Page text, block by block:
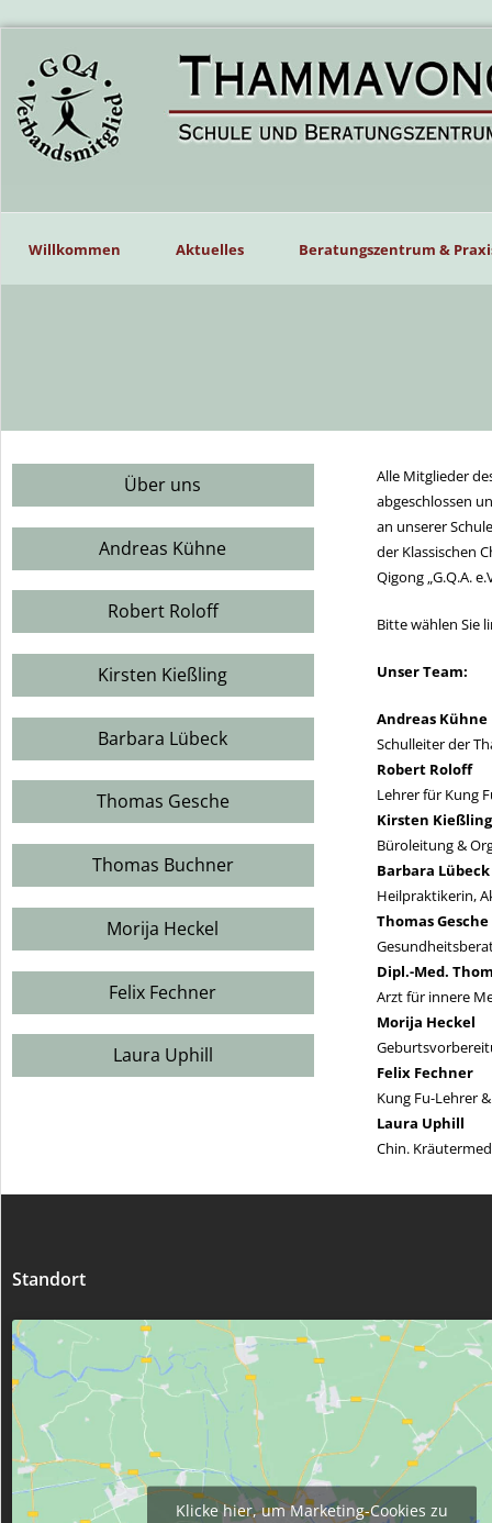
Willkommen Aktuelles Beratungszentrum &
Alle Mitglieder
abgeschlossen
an unserer
der Klassischen
Qigong „G.Q.A.
Bitte wählen Sie
Unser Team:
Andreas Kühne
Schulleiter der
Robert Roloff
Lehrer für Kung
Kirsten Kießling
Büroleitung &
Barbara Lübeck
Heilpraktikerin,
Thomas Gesche
Dipl.-Med.
Arzt für innere
Morija Heckel
Felix Fechner
Kung Fu-Lehrer
Laura Uphill
Chin.
Über uns
Andreas Kühne
Robert Roloff
Kirsten Kießling
Barbara Lübeck
Thomas Gesche
Thomas Buchner
Morija Heckel
Felix Fechner
Laura Uphill
Standort
Klicke hier, um Marketing-Cookies zu